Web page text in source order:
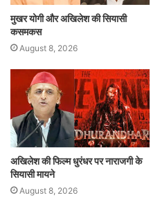
मुखर योगी और अखिलेश की सियासी
कसमकस
August 8, 2026
अखिलेश की फिल्म धुरंधर पर नाराजगी के
सियासी मायने
August 8, 2026